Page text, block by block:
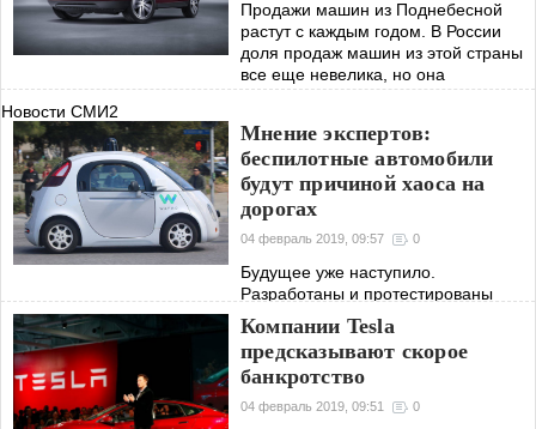
Продажи машин из Поднебесной
растут с каждым годом. В России
доля продаж машин из этой страны
все еще невелика, но она
стремительно растет.
Новости СМИ2
Мнение экспертов:
беспилотные автомобили
будут причиной хаоса на
дорогах
04 февраль 2019, 09:57 0
Будущее уже наступило.
Разработаны и протестированы
машины, которые могут ездить без
помощи человека. Беспилотные
машины будут во многом более
эффективными, но и доставят
проблемы.
Компании Tesla
предсказывают скорое
банкротство
04 февраль 2019, 09:51 0